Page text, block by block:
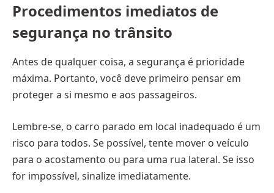
Procedimentos imediatos de
segurança no trânsito
Antes de qualquer coisa, a segurança é prioridade
máxima. Portanto, você deve primeiro pensar em
proteger a si mesmo e aos passageiros.
Lembre-se, o carro parado em local inadequado é um
risco para todos. Se possível, tente mover o veículo
para o acostamento ou para uma rua lateral. Se isso
for impossível, sinalize imediatamente.